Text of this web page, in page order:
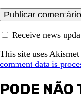
Receive news
This site uses
comment data is
PODE NÃO